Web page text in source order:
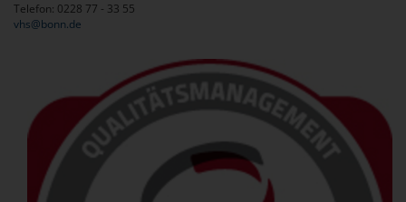
Telefon: 0228 77 - 33 55
vhs@bonn.de